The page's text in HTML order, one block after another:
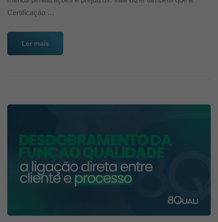
Certificação …
Ler mais